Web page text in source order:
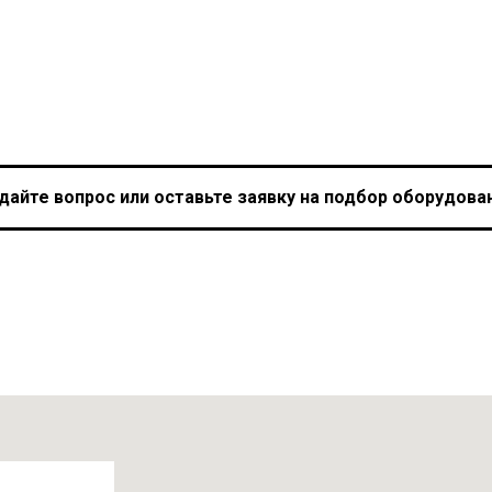
вопрос или оставьте заявку на подбор